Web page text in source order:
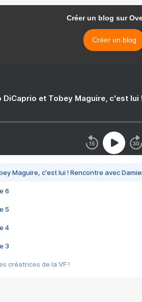
Créer un blog sur
Créer un blog
DiCaprio et Tobey Maguire, c'est
Maguire, c'est lui ! Rencontre avec
6
5
4
3
créatrices de la VF !